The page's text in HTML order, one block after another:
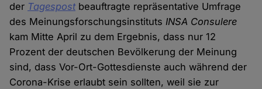
der Tagespost beauftragte repräsentative Umfrage
des MeinungsforschungsinstitutsINSA Consulere
kam Mitte April zu dem Ergebnis, dass nur 12
Prozent der deutschen Bevölkerung der Meinung
sind, dass Vor-Ort-Gottesdienste auch während der
Corona-Krise erlaubt sein sollten, weil sie zur